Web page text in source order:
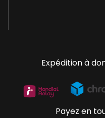
Expédition à
Payez en